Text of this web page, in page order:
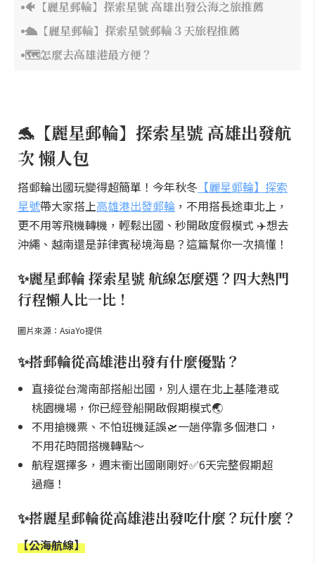
🐠【麗星郵輪】探索星號 高雄出發公海之旅推薦
🛳️【麗星郵輪】探索星號郵輪３天旅程推薦
🗺️怎麼去高雄港最方便？
🐬【麗星郵輪】探索星號 高雄出發航
次 懶人包
搭郵輪出國玩變得超簡單！今年秋冬 【麗星郵輪】探索
星號帶大家搭上高雄港出發郵輪 ，不用搭長途車北上，
更不用等飛機轉機，輕鬆出國、秒開啟度假模式 ✈️想去
沖繩、越南還是菲律賓秘境海島？這篇幫你一次搞懂！
✨麗星郵輪 探索星號 航線怎麼選？四大熱門
行程懶人比一比！
圖片來源：AsiaYo提供
✨搭郵輪從高雄港出發有什麼優點？
直接從台灣南部搭船出國，別人還在北上基隆港或
桃園機場，你已經登船開啟假期模式🌏
不用搶機票、不怕班機延誤🛫一趟停靠多個港口，
不用花時間搭機轉點～
航程選擇多，週末衝出國剛剛好✅6天完整假期超
過癮！
✨搭麗星郵輪從高雄港出發吃什麼？玩什麼？
【公海航線】